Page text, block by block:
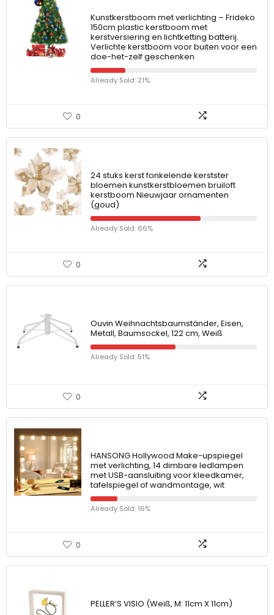
Kunstkerstboom met verlichting – Frideko
150cm plastic kerstboom met
kerstversiering en lichtketting batterij.
Verlichte kerstboom voor buiten voor een
doe-het-zelf geschenken
Already Sold: 21%
0
24 stuks kerst fonkelende kerstster
bloemen kunstkerstbloemen bruiloft
kerstboom Nieuwjaar ornamenten
(goud)
Already Sold: 66%
0
Ouvin Weihnachtsbaumständer, Eisen,
Metall, Baumsockel, 122 cm, Weiß
Already Sold: 51%
0
HANSONG Hollywood Make-upspiegel
met verlichting, 14 dimbare ledlampen
met USB-aansluiting voor kleedkamer,
tafelspiegel of wandmontage, wit
Already Sold: 16%
0
PELLER’S VISIO (Weiß, M: 11cm X 11cm)